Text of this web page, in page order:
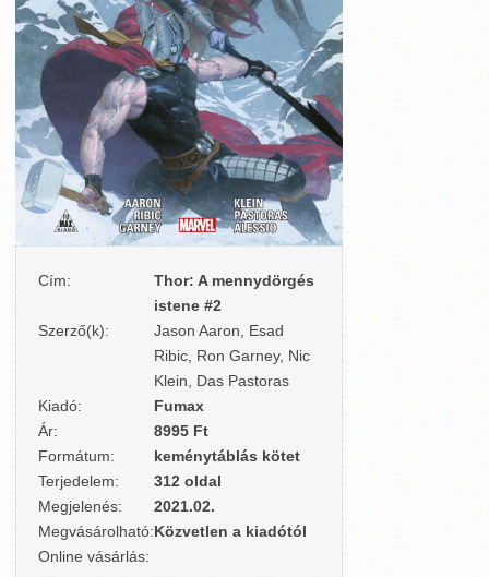
Cím:
Thor: A mennydörgés
istene #2
Szerző(k):
Jason Aaron, Esad
Ribic, Ron Garney, Nic
Klein, Das Pastoras
Kiadó:
Fumax
Ár:
8995 Ft
Formátum:
keménytáblás kötet
Terjedelem:
312 oldal
Megjelenés:
2021.02.
Megvásárolható:Közvetlen a kiadótól
Online vásárlás: